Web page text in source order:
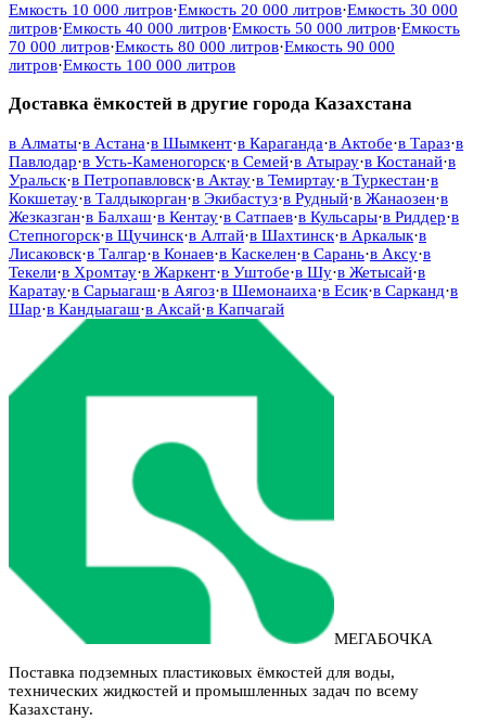
Емкость 10 000 литров·Емкость 20 000 литров·Емкость 30 000
литров·Емкость 40 000 литров·Емкость 50 000 литров·Емкость
70 000 литров·Емкость 80 000 литров·Емкость 90 000
литров·Емкость 100 000 литров
Доставка ёмкостей в другие города Казахстана
в Алматы·в Астана·в Шымкент·в Караганда·в Актобе·в Тараз·в
Павлодар·в Усть-Каменогорск·в Семей·в Атырау·в Костанай·в
Уральск·в Петропавловск·в Актау·в Темиртау·в Туркестан·в
Кокшетау·в Талдыкорган·в Экибастуз·в Рудный·в Жанаозен·в
Жезказган·в Балхаш·в Кентау·в Сатпаев·в Кульсары·в Риддер·в
Степногорск·в Щучинск·в Алтай·в Шахтинск·в Аркалык·в
Лисаковск·в Талгар·в Конаев·в Каскелен·в Сарань·в Аксу·в
Текели·в Хромтау·в Жаркент·в Уштобе·в Шу·в Жетысай·в
Каратау·в Сарыагаш·в Аягоз·в Шемонаиха·в Есик·в Сарканд·в
Шар·в Кандыагаш·в Аксай·в Капчагай
МЕГАБОЧКА
Поставка подземных пластиковых ёмкостей для воды,
технических жидкостей и промышленных задач по всему
Казахстану.